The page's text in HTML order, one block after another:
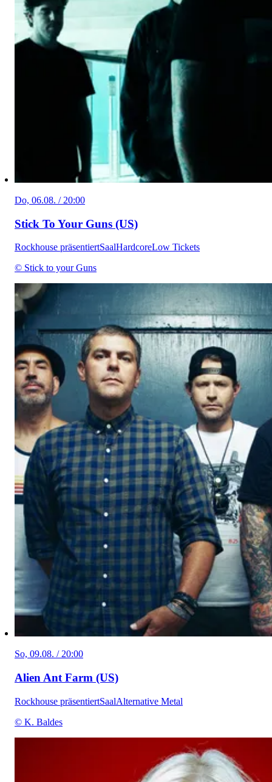
Do, 06.08. / 20:00
Stick To Your Guns (US)
Rockhouse präsentiertSaalHardcoreLow Tickets
© Stick to your Guns
So, 09.08. / 20:00
Alien Ant Farm (US)
Rockhouse präsentiertSaalAlternative Metal
© K. Baldes